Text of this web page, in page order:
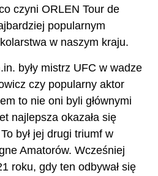
czyni ORLEN Tour de
popularnym
w naszym kraju.
były mistrz UFC w wadze
czy popularny aktor
to nie oni byli głównymi
najlepsza okazała się
był jej drugi triumf w
Amatorów. Wcześniej
roku, gdy ten odbywał się